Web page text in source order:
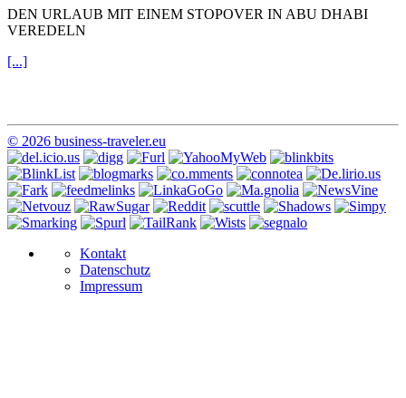
DEN URLAUB MIT EINEM STOPOVER IN ABU DHABI
VEREDELN
[...]
© 2026 business-traveler.eu
Kontakt
Datenschutz
Impressum